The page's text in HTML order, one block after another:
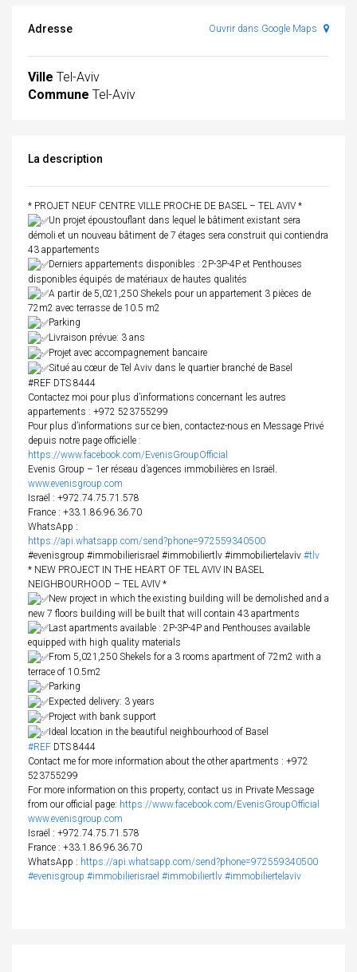
Adresse Ouvrir dans Google Maps
Ville Tel-Aviv
Commune Tel-Aviv
La description
* PROJET NEUF CENTRE VILLE PROCHE DE BASEL – TEL AVIV *
Un projet époustouflant dans lequel le bâtiment existant sera
démoli et un nouveau bâtiment de 7 étages sera construit qui contiendra
43 appartements
Derniers appartements disponibles : 2P-3P-4P et Penthouses
disponibles équipés de matériaux de hautes qualités
A partir de 5,021,250 Shekels pour un appartement 3 pièces de
72m2 avec terrasse de 10.5 m2
Parking
Livraison prévue: 3 ans
Projet avec accompagnement bancaire
Situé au cœur de Tel Aviv dans le quartier branché de Basel
#REF DTS 8444
Contactez moi pour plus d’informations concernant les autres
appartements : +972 523755299
Pour plus d’informations sur ce bien, contactez-nous en Message Privé
depuis notre page officielle :
https://www.facebook.com/EvenisGroupOfficial
Evenis Group – 1er réseau d’agences immobilières en Israël.
www.evenisgroup.com
Israël : +972.74.75.71.578
France : +33.1.86.96.36.70
WhatsApp :
https://api.whatsapp.com/send?phone=972559340500
#evenisgroup #immobilierisrael #immobiliertlv #immobiliertelaviv #tlv
* NEW PROJECT IN THE HEART OF TEL AVIV IN BASEL
NEIGHBOURHOOD – TEL AVIV *
New project in which the existing building will be demolished and a
new 7 floors building will be built that will contain 43 apartments
Last apartments available : 2P-3P-4P and Penthouses available
equipped with high quality materials
From 5,021,250 Shekels for a 3 rooms apartment of 72m2 with a
terrace of 10.5m2
Parking
Expected delivery: 3 years
Project with bank support
Ideal location in the beautiful neighbourhood of Basel
#REF DTS 8444
Contact me for more information about the other apartments : +972
523755299
For more information on this property, contact us in Private Message
from our official page: https://www.facebook.com/EvenisGroupOfficial
www.evenisgroup.com
Israël : +972.74.75.71.578
France : +33.1.86.96.36.70
WhatsApp : https://api.whatsapp.com/send?phone=972559340500
#evenisgroup #immobilierisrael #immobiliertlv #immobiliertelaviv